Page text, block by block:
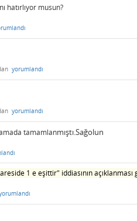
hatırlıyor musun?
yorumlandı
yorumlandı
tamamlanmıştı.Sağolun
1 e eşittir" iddiasının açıklanması